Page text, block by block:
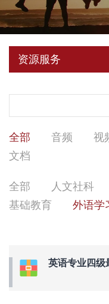
资源服务
全部 音频 视
文档
全部 人文社科
基础教育
外语学
英语专业四级